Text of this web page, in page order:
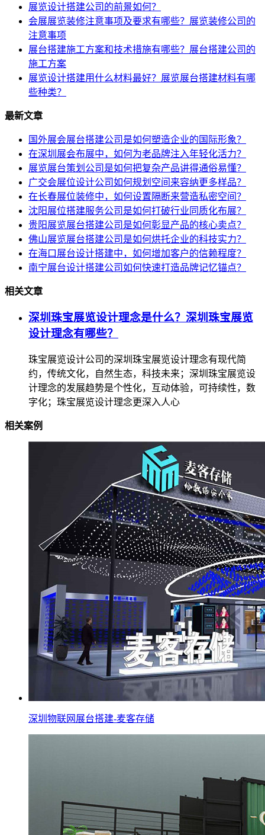
展览设计搭建公司的前景如何？
会展展览装修注意事项及要求有哪些？展览装修公司的
注意事项
展台搭建施工方案和技术措施有哪些？展台搭建公司的
施工方案
展览设计搭建用什么材料最好？展览展台搭建材料有哪
些种类？
最新文章
国外展会展台搭建公司是如何塑造企业的国际形象？
在深圳展会布展中，如何为老品牌注入年轻化活力？
展览展台策划公司是如何把复杂产品讲得通俗易懂？
广交会展位设计公司如何规划空间来容纳更多样品？
在长春展位装修中，如何设置隔断来营造私密空间？
沈阳展位搭建服务公司是如何打破行业同质化布展？
贵阳展览展台搭建公司是如何彰显产品的核心卖点？
佛山展览展台搭建公司是如何烘托企业的科技实力？
在海口展台设计搭建中，如何增加客户的信赖程度？
南宁展台设计搭建公司如何快速打造品牌记忆锚点？
相关文章
深圳珠宝展览设计理念是什么？深圳珠宝展览
设计理念有哪些？
珠宝展览设计公司的深圳珠宝展览设计理念有现代简
约，传统文化，自然生态，科技未来；深圳珠宝展览设
计理念的发展趋势是个性化，互动体验，可持续性，数
字化；珠宝展览设计理念更深入人心
相关案例
深圳物联网展台搭建-麦客存储